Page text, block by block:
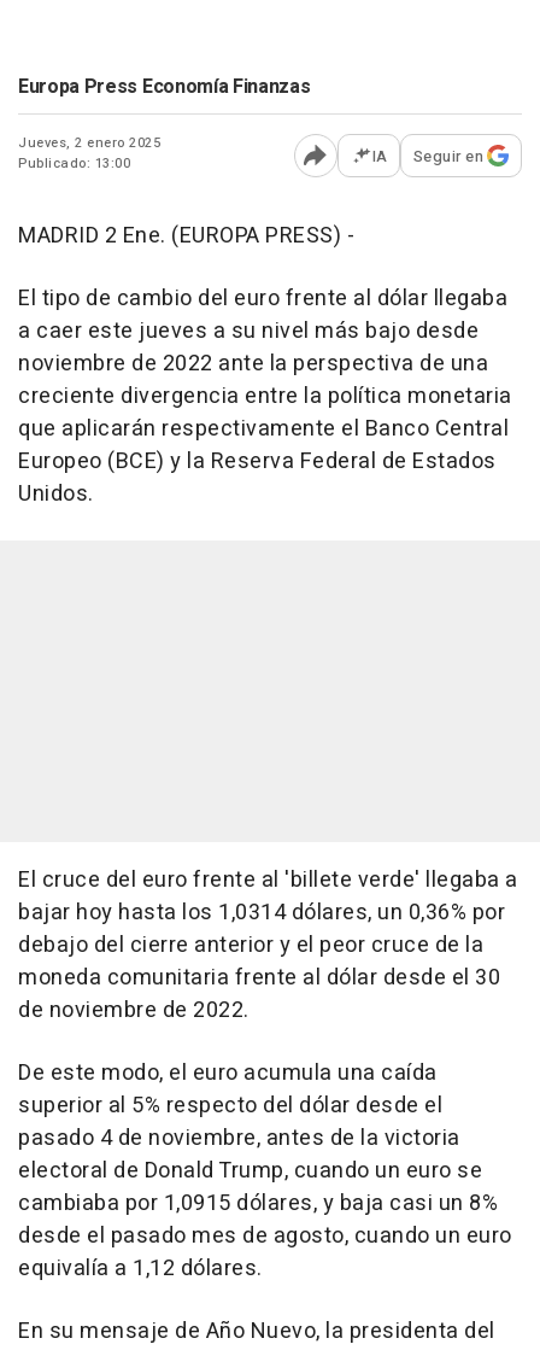
Europa Press Economía Finanzas
Jueves, 2 enero 2025
Publicado: 13:00
Abrir opciones para
IA Seguir en
MADRID 2 Ene. (EUROPA PRESS) -
El tipo de cambio del euro frente al dólar llegaba
a caer este jueves a su nivel más bajo desde
noviembre de 2022 ante la perspectiva de una
creciente divergencia entre la política monetaria
que aplicarán respectivamente el Banco Central
Europeo (BCE) y la Reserva Federal de Estados
Unidos.
El cruce del euro frente al 'billete verde' llegaba a
bajar hoy hasta los 1,0314 dólares, un 0,36% por
debajo del cierre anterior y el peor cruce de la
moneda comunitaria frente al dólar desde el 30
de noviembre de 2022.
De este modo, el euro acumula una caída
superior al 5% respecto del dólar desde el
pasado 4 de noviembre, antes de la victoria
electoral de Donald Trump, cuando un euro se
cambiaba por 1,0915 dólares, y baja casi un 8%
desde el pasado mes de agosto, cuando un euro
equivalía a 1,12 dólares.
En su mensaje de Año Nuevo, la presidenta del